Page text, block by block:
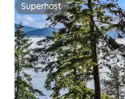
Superhost
Superhost